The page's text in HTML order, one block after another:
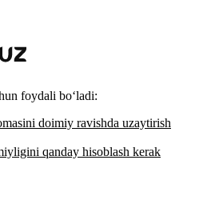
foydali boʻladi:
doimiy ravishda uzaytirish
qanday hisoblash kerak